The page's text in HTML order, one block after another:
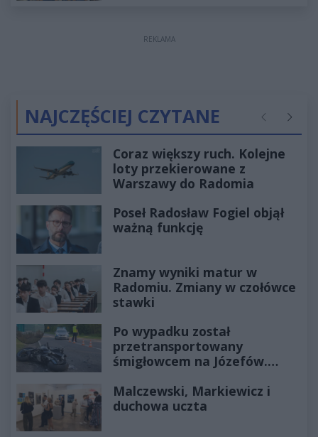
REKLAMA
NAJCZĘŚCIEJ CZYTANE Poprzednie
Coraz większy ruch. Kolejne
loty przekierowane z
Warszawy do Radomia
Poseł Radosław Fogiel objął
ważną funkcję
Znamy wyniki matur w
Radomiu. Zmiany w czołówce
stawki
Po wypadku został
przetransportowany
śmigłowcem na Józefów.
Malczewski, Markiewicz i
duchowa uczta